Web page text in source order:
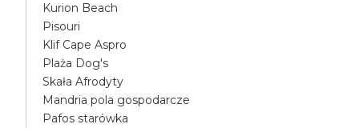
Kurion Beach
Pisouri
Klif Cape Aspro
Plaża Dog's
Skała Afrodyty
Mandria pola gospodarcze
Pafos starówka